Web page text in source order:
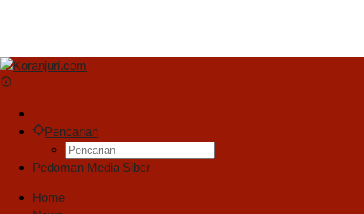
Pencarian
Pedoman Media Siber
Home